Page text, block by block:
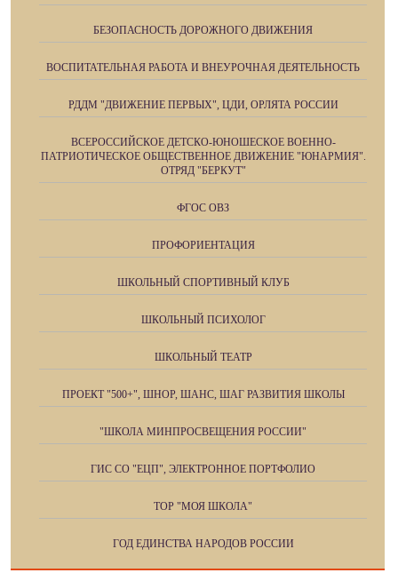
БЕЗОПАСНОСТЬ ДОРОЖНОГО ДВИЖЕНИЯ
ВОСПИТАТЕЛЬНАЯ РАБОТА И ВНЕУРОЧНАЯ ДЕЯТЕЛЬНОСТЬ
РДДМ "ДВИЖЕНИЕ ПЕРВЫХ", ЦДИ, ОРЛЯТА РОССИИ
ВСЕРОССИЙСКОЕ ДЕТСКО-ЮНОШЕСКОЕ ВОЕННО-
ПАТРИОТИЧЕСКОЕ ОБЩЕСТВЕННОЕ ДВИЖЕНИЕ "ЮНАРМИЯ".
ОТРЯД "БЕРКУТ"
ФГОС ОВЗ
ПРОФОРИЕНТАЦИЯ
ШКОЛЬНЫЙ СПОРТИВНЫЙ КЛУБ
ШКОЛЬНЫЙ ПСИХОЛОГ
ШКОЛЬНЫЙ ТЕАТР
ПРОЕКТ "500+", ШНОР, ШАНС, ШАГ РАЗВИТИЯ ШКОЛЫ
"ШКОЛА МИНПРОСВЕЩЕНИЯ РОССИИ"
ГИС СО "ЕЦП", ЭЛЕКТРОННОЕ ПОРТФОЛИО
ТОР "МОЯ ШКОЛА"
ГОД ЕДИНСТВА НАРОДОВ РОССИИ